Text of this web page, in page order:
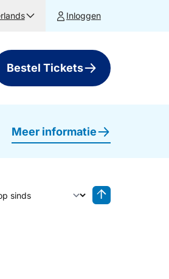
Inloggen
Bestel Tickets
Meer informatie
op